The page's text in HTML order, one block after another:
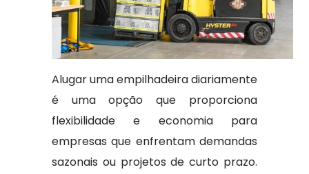
Alugar uma empilhadeira diariamente
é uma opção que proporciona
flexibilidade e economia para
empresas que enfrentam demandas
sazonais ou projetos de curto prazo.